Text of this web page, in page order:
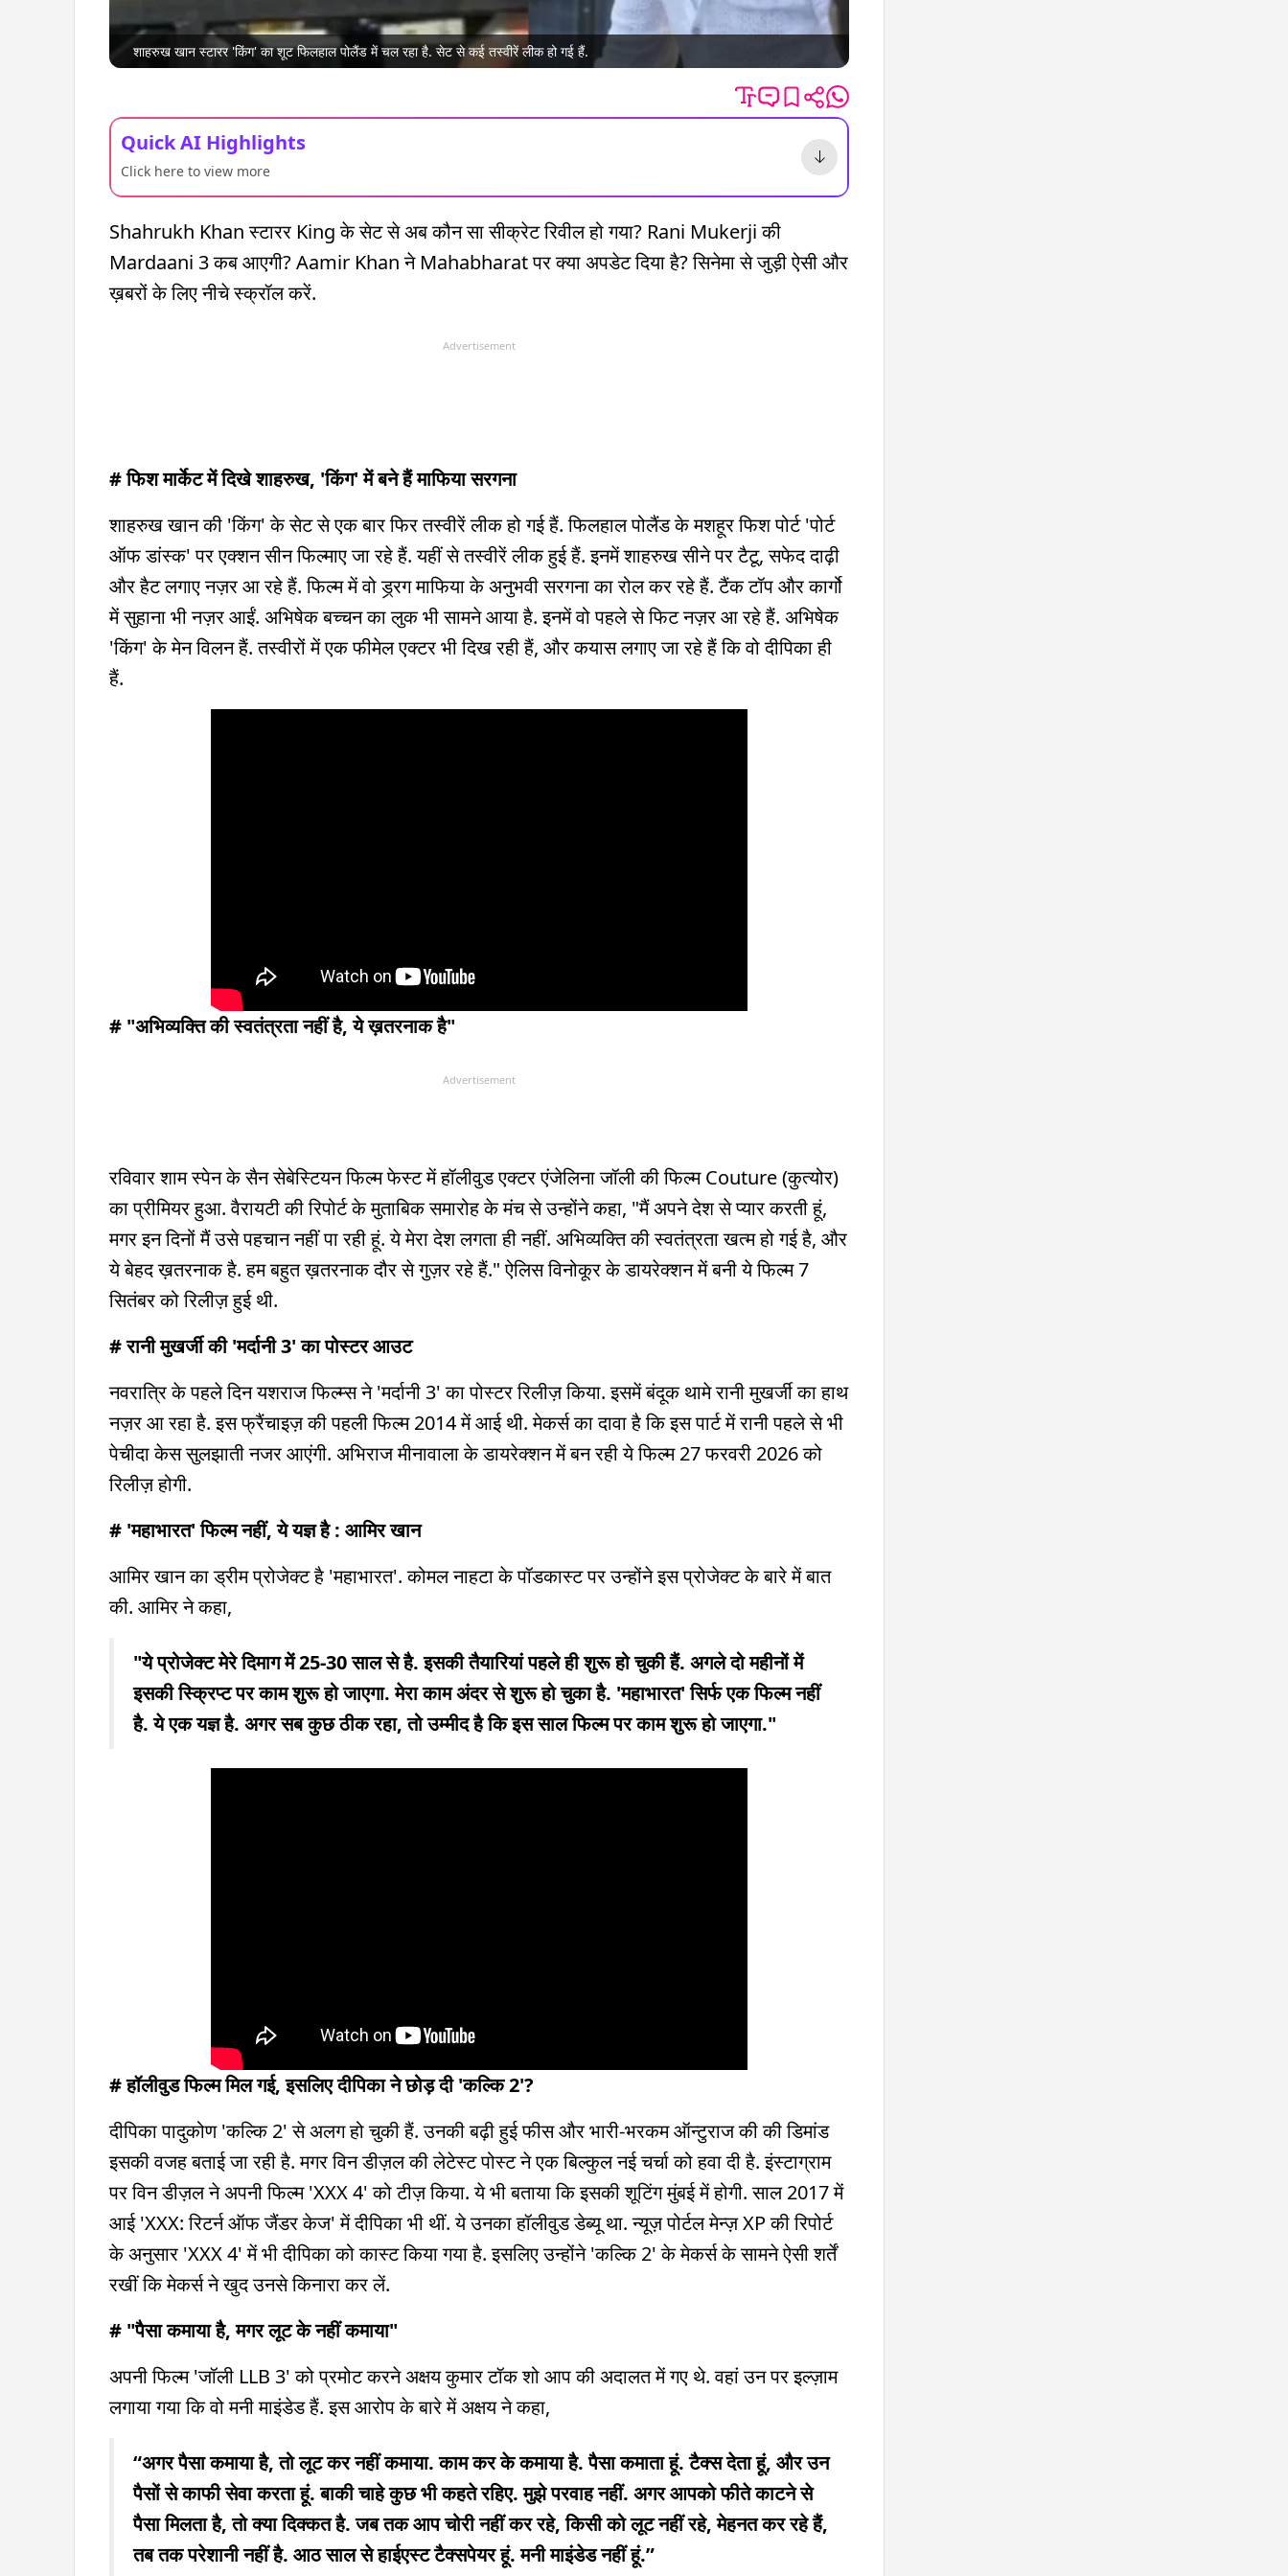
शाहरुख खान स्टारर 'किंग' का शूट फिलहाल पोलैंड में चल रहा है. सेट से कई तस्वीरें लीक हो गई हैं.
Quick AI Highlights
Click here to view more
Shahrukh Khan स्टारर King के सेट से अब कौन सा सीक्रेट रिवील हो गया? Rani Mukerji की
Mardaani 3 कब आएगी? Aamir Khan ने Mahabharat पर क्या अपडेट दिया है? सिनेमा से जुड़ी ऐसी और
ख़बरों के लिए नीचे स्क्रॉल करें.
Advertisement
# फिश मार्केट में दिखे शाहरुख, 'किंग' में बने हैं माफिया सरगना
शाहरुख खान की 'किंग' के सेट से एक बार फिर तस्वीरें लीक हो गई हैं. फिलहाल पोलैंड के मशहूर फिश पोर्ट 'पोर्ट
ऑफ डांस्क' पर एक्शन सीन फिल्माए जा रहे हैं. यहीं से तस्वीरें लीक हुई हैं. इनमें शाहरुख सीने पर टैटू, सफेद दाढ़ी
और हैट लगाए नज़र आ रहे हैं. फिल्म में वो ड्र्रग माफिया के अनुभवी सरगना का रोल कर रहे हैं. टैंक टॉप और कार्गो
में सुहाना भी नज़र आईं. अभिषेक बच्चन का लुक भी सामने आया है. इनमें वो पहले से फिट नज़र आ रहे हैं. अभिषेक
'किंग' के मेन विलन हैं. तस्वीरों में एक फीमेल एक्टर भी दिख रही हैं, और कयास लगाए जा रहे हैं कि वो दीपिका ही
हैं.
# "अभिव्यक्ति की स्वतंत्रता नहीं है, ये ख़तरनाक है"
Advertisement
रविवार शाम स्पेन के सैन सेबेस्टियन फिल्म फेस्ट में हॉलीवुड एक्टर एंजेलिना जॉली की फिल्म Couture (कुत्योर)
का प्रीमियर हुआ. वैरायटी की रिपोर्ट के मुताबिक समारोह के मंच से उन्होंने कहा, "मैं अपने देश से प्यार करती हूं,
मगर इन दिनों मैं उसे पहचान नहीं पा रही हूं. ये मेरा देश लगता ही नहीं. अभिव्यक्ति की स्वतंत्रता खत्म हो गई है, और
ये बेहद ख़तरनाक है. हम बहुत ख़तरनाक दौर से गुज़र रहे हैं." ऐलिस विनोकूर के डायरेक्शन में बनी ये फिल्म 7
सितंबर को रिलीज़ हुई थी.
# रानी मुखर्जी की 'मर्दानी 3' का पोस्टर आउट
नवरात्रि के पहले दिन यशराज फिल्म्स ने 'मर्दानी 3' का पोस्टर रिलीज़ किया. इसमें बंदूक थामे रानी मुखर्जी का हाथ
नज़र आ रहा है. इस फ्रैंचाइज़ की पहली फिल्म 2014 में आई थी. मेकर्स का दावा है कि इस पार्ट में रानी पहले से भी
पेचीदा केस सुलझाती नजर आएंगी. अभिराज मीनावाला के डायरेक्शन में बन रही ये फिल्म 27 फरवरी 2026 को
रिलीज़ होगी.
# 'महाभारत' फिल्म नहीं, ये यज्ञ है : आमिर खान
आमिर खान का ड्रीम प्रोजेक्ट है 'महाभारत'. कोमल नाहटा के पॉडकास्ट पर उन्होंने इस प्रोजेक्ट के बारे में बात
की. आमिर ने कहा,
"ये प्रोजेक्ट मेरे दिमाग में 25-30 साल से है. इसकी तैयारियां पहले ही शुरू हो चुकी हैं. अगले दो महीनों में
इसकी स्क्रिप्ट पर काम शुरू हो जाएगा. मेरा काम अंदर से शुरू हो चुका है. 'महाभारत' सिर्फ एक फिल्म नहीं
है. ये एक यज्ञ है. अगर सब कुछ ठीक रहा, तो उम्मीद है कि इस साल फिल्म पर काम शुरू हो जाएगा."
# हॉलीवुड फिल्म मिल गई, इसलिए दीपिका ने छोड़ दी 'कल्कि 2'?
दीपिका पादुकोण 'कल्कि 2' से अलग हो चुकी हैं. उनकी बढ़ी हुई फीस और भारी-भरकम ऑन्टुराज की की डिमांड
इसकी वजह बताई जा रही है. मगर विन डीज़ल की लेटेस्ट पोस्ट ने एक बिल्कुल नई चर्चा को हवा दी है. इंस्टाग्राम
पर विन डीज़ल ने अपनी फिल्म 'XXX 4' को टीज़ किया. ये भी बताया कि इसकी शूटिंग मुंबई में होगी. साल 2017 में
आई 'XXX: रिटर्न ऑफ जैंडर केज' में दीपिका भी थीं. ये उनका हॉलीवुड डेब्यू था. न्यूज़ पोर्टल मेन्ज़ XP की रिपोर्ट
के अनुसार 'XXX 4' में भी दीपिका को कास्ट किया गया है. इसलिए उन्होंने 'कल्कि 2' के मेकर्स के सामने ऐसी शर्तें
रखीं कि मेकर्स ने खुद उनसे किनारा कर लें.
# "पैसा कमाया है, मगर लूट के नहीं कमाया"
अपनी फिल्म 'जॉली LLB 3' को प्रमोट करने अक्षय कुमार टॉक शो आप की अदालत में गए थे. वहां उन पर इल्ज़ाम
लगाया गया कि वो मनी माइंडेड हैं. इस आरोप के बारे में अक्षय ने कहा,
“अगर पैसा कमाया है, तो लूट कर नहीं कमाया. काम कर के कमाया है. पैसा कमाता हूं. टैक्स देता हूं, और उन
पैसों से काफी सेवा करता हूं. बाकी चाहे कुछ भी कहते रहिए. मुझे परवाह नहीं. अगर आपको फीते काटने से
पैसा मिलता है, तो क्या दिक्कत है. जब तक आप चोरी नहीं कर रहे, किसी को लूट नहीं रहे, मेहनत कर रहे हैं,
तब तक परेशानी नहीं है. आठ साल से हाईएस्ट टैक्सपेयर हूं. मनी माइंडेड नहीं हूं.”